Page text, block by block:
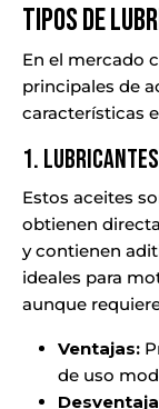
Tipos de
En el mercado
principales de
características
1.
Estos aceites
obtienen
y contienen
ideales para
aunque
Ventajas:
de uso